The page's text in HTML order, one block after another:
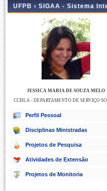
UFPB › SIGAA - Sistema
JESSICA MARIA DE SOUZA MELO
CCHLA - DEPARTAMENTO DE SERVIÇO
Perfil Pessoal
Disciplinas Ministradas
Projetos de Pesquisa
Atividades de Extensão
Projetos de Monitoria